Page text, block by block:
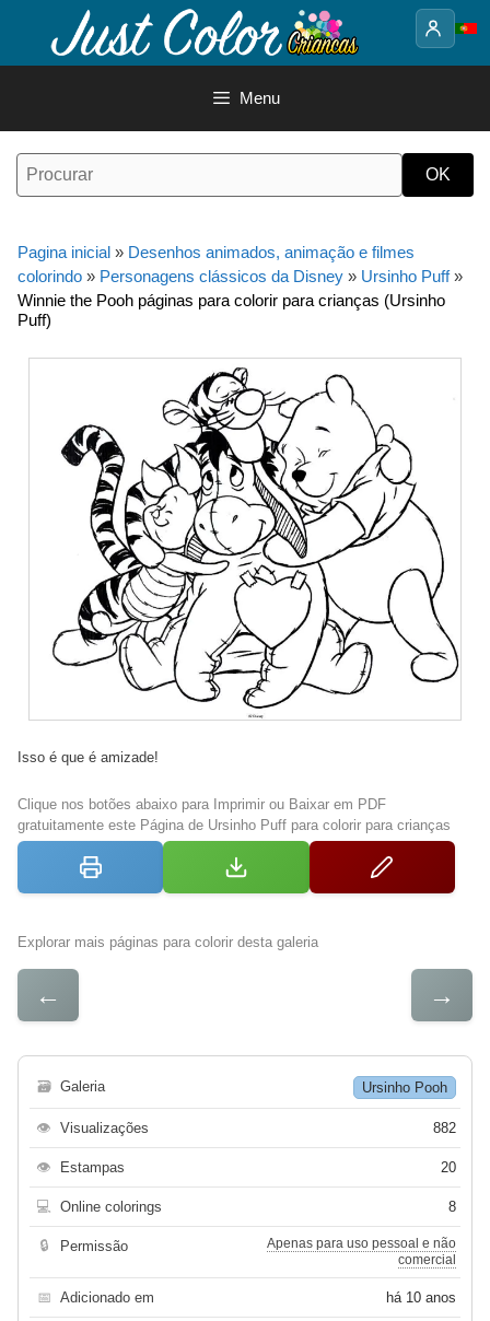
o
Menu
Pagina inicial » Desenhos animados, animação e filmes
colorindo » Personagens clássicos da Disney » Ursinho Puff»
Winnie the Pooh páginas para colorir para crianças (Ursinho
Puff)
Isso é que é amizade!
Clique nos botões abaixo para Imprimir ou Baixar em PDF
gratuitamente este Página de Ursinho Puff para colorir para crianças
Explorar mais páginas para colorir desta galeria
← →
🗃 Galeria Ursinho Pooh
👁 Visualizações 882
👁 Estampas 20
💻 Online colorings 8
🔒 Permissão
Apenas para uso pessoal e não
comercial
📅 Adicionado em há 10 anos